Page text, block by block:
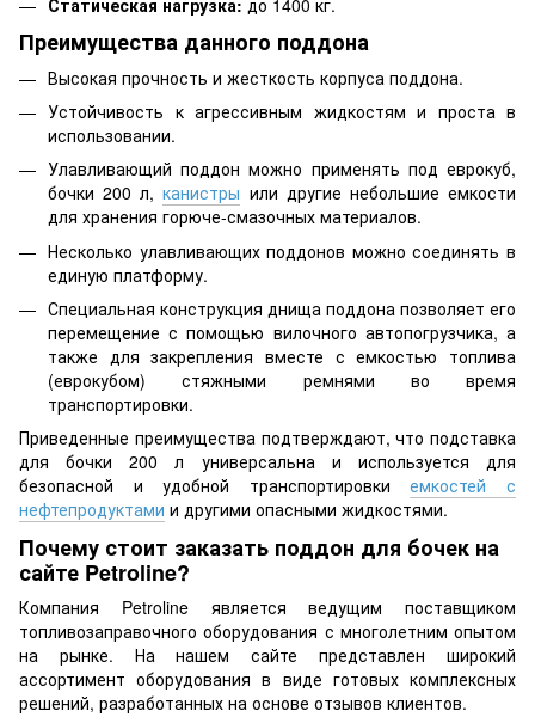
Преимущества данного поддона
Высокая прочность и жесткость корпуса поддона.
Устойчивость к агрессивным жидкостям и проста в
использовании.
Улавливающий поддон можно применять под еврокуб,
бочки 200 л,канистры или другие небольшие емкости
для хранения горюче-смазочных материалов.
Несколько улавливающих поддонов можно соединять в
единую платформу.
Специальная конструкция днища поддона позволяет его
перемещение с помощью вилочного автопогрузчика, а
также для закрепления вместе с емкостью топлива
(еврокубом) стяжными ремнями во время
транспортировки.
Приведенные преимущества подтверждают, что подставка
для бочки 200 л универсальна и используется для
безопасной и удобной транспортировкиемкостей с
нефтепродуктами и другими опасными жидкостями.
Почему стоит заказать поддон для бочек на
сайте Petroline?
Компания Petroline является ведущим поставщиком
топливозаправочного оборудования с многолетним опытом
на рынке. На нашем сайте представлен широкий
ассортимент оборудования в виде готовых комплексных
решений, разработанных на основе отзывов клиентов.